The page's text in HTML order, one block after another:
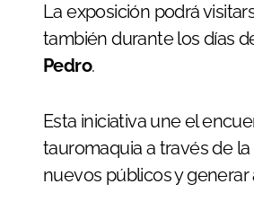
La exposición podrá
también durante los días
Pedro.
Esta iniciativa une el
tauromaquia a través de
nuevos públicos y